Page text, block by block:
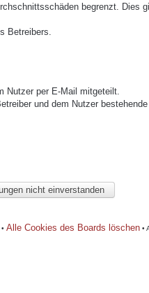
begrenzt. Dies
Betreibers.
Nutzer per E-Mail mitgeteilt.
und dem Nutzer
• Alle Cookies des Boards löschen •